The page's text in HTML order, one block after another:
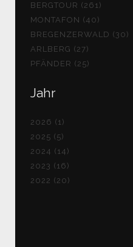
BERGTOUR (261)
MONTAFON (40)
BREGENZERWALD (30)
ARLBERG (27)
PFÄNDER (25)
Jahr
2026 (1)
2025 (5)
2024 (14)
2023 (16)
2022 (20)